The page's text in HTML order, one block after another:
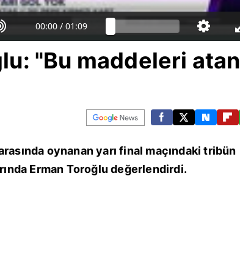
00:00 / 01:09
"Bu maddeleri atan
oynanan yarı final maçındaki tribün
Erman Toroğlu değerlendirdi.